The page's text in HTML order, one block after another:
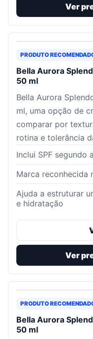
Ver
PRODUTO
Bella Aurora
50 ml
Bella Aurora
ml, uma opção de
comparar por
rotina e tolerância
Inclui SPF segundo
Marca reconhecida
Ajuda a estruturar
e hidratação
Ver
PRODUTO
Bella Aurora
50 ml